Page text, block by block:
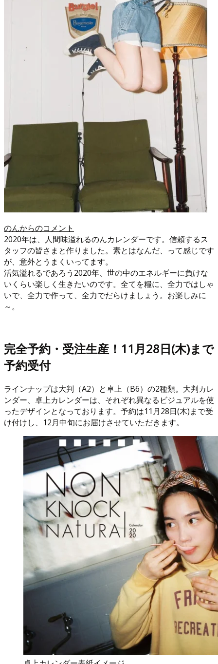
のんからのコメント
2020年は、人間味溢れるのんカレンダーです。信頼するス
タッフの皆さまと作りました。素とはなんだ、って感じです
が、意外とうまくいってます。
活気溢れるであろう2020年、世の中のエネルギーに負けな
いくらい楽しく生きたいのです。全てを糧に、全力ではしゃ
いで、全力で作って、全力でだらけましょう。お楽しみに
～。
完全予約・受注生産！11月28日(木)まで
予約受付
ラインナップは大判（A2）と卓上（B6）の2種類。大判カレ
ンダー、卓上カレンダーは、それぞれ異なるビジュアルを使
ったデザインとなっております。予約は11月28日(木)まで受
け付けし、12月中旬にお届けさせていただきます。